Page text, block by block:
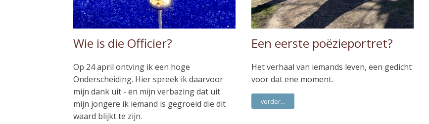
Wie is die Officier?
Op 24 april ontving ik een hoge
Onderscheiding. Hier spreek ik daarvoor
mijn dank uit - en mijn verbazing dat uit
mijn jongere ik iemand is gegroeid die dit
waard blijkt te zijn.
Een eerste poëzieportret?
Het verhaal van iemands leven, een gedicht
voor dat ene moment.
verder...